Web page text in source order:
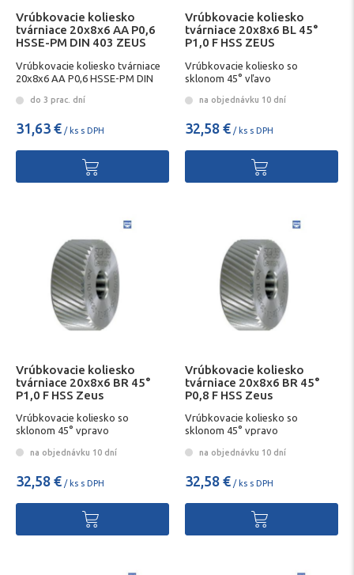
Vrúbkovacie koliesko
tvárniace 20x8x6 AA P0,6
HSSE-PM DIN 403 ZEUS
Vrúbkovacie koliesko tvárniace
20x8x6 AA P0,6 HSSE-PM DIN
do 3 prac. dní
31,63 € / ks s DPH
Vrúbkovacie koliesko
tvárniace 20x8x6 BL 45°
P1,0 F HSS ZEUS
Vrúbkovacie koliesko so
sklonom 45° vľavo
na objednávku 10 dní
32,58 € / ks s DPH
Vrúbkovacie koliesko
tvárniace 20x8x6 BR 45°
P1,0 F HSS Zeus
Vrúbkovacie koliesko so
sklonom 45° vpravo
na objednávku 10 dní
32,58 € / ks s DPH
Vrúbkovacie koliesko
tvárniace 20x8x6 BR 45°
P0,8 F HSS Zeus
Vrúbkovacie koliesko so
sklonom 45° vpravo
na objednávku 10 dní
32,58 € / ks s DPH